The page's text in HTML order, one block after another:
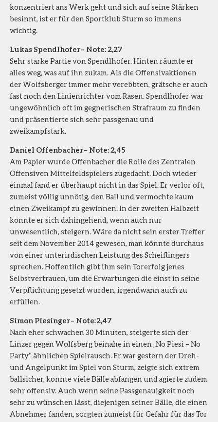
konzentriert ans Werk geht und sich auf seine Stärken
besinnt, ist er für den Sportklub Sturm so immens
wichtig.
Lukas Spendlhofer – Note: 2,27
Sehr starke Partie von Spendlhofer. Hinten räumte er
alles weg, was auf ihn zukam. Als die Offensivaktionen
der Wolfsberger immer mehr verebbten, grätsche er auch
fast noch den Linienrichter vom Rasen. Spendlhofer war
ungewöhnlich oft im gegnerischen Strafraum zu finden
und präsentierte sich sehr passgenau und
zweikampfstark.
Daniel Offenbacher – Note: 2,45
Am Papier wurde Offenbacher die Rolle des Zentralen
Offensiven Mittelfeldspielers zugedacht. Doch wieder
einmal fand er überhaupt nicht in das Spiel. Er verlor oft,
zumeist völlig unnötig, den Ball und vermochte kaum
einen Zweikampf zu gewinnen. In der zweiten Halbzeit
konnte er sich dahingehend, wenn auch nur
unwesentlich, steigern. Wäre da nicht sein erster Treffer
seit dem November 2014 gewesen, man könnte durchaus
von einer unterirdischen Leistung des Scheiflingers
sprechen. Hoffentlich gibt ihm sein Torerfolg jenes
Selbstvertrauen, um die Erwartungen die einst in seine
Verpflichtung gesetzt wurden, irgendwann auch zu
erfüllen.
Simon Piesinger – Note: 2,47
Nach eher schwachen 30 Minuten, steigerte sich der
Linzer gegen Wolfsberg beinahe in einen „No Piesi – No
Party“ ähnlichen Spielrausch. Er war gestern der Dreh-
und Angelpunkt im Spiel von Sturm, zeigte sich extrem
ballsicher, konnte viele Bälle abfangen und agierte zudem
sehr offensiv. Auch wenn seine Passgenauigkeit noch
sehr zu wünschen lässt, diejenigen seiner Bälle, die einen
Abnehmer fanden, sorgten zumeist für Gefahr für das Tor